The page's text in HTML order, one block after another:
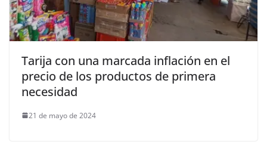
Tarija con una marcada inflación en el
precio de los productos de primera
necesidad
21 de mayo de 2024